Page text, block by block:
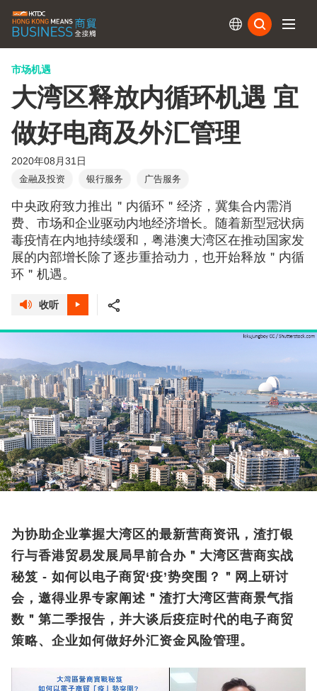
市场机遇
大湾区释放内循环机遇 宜
做好电商及外汇管理
2020年08月31日
金融及投资 银行服务 广告服务
中央政府致力推出＂内循环＂经济，冀集合内需消
费、市场和企业驱动内地经济增长。随着新型冠状病
毒疫情在内地持续缓和，粤港澳大湾区在推动国家发
展的内部增长除了逐步重拾动力，也开始释放＂内循
环＂机遇。
收听
为协助企业掌握大湾区的最新营商资讯，渣打银
行与香港贸易发展局早前合办＂大湾区营商实战
秘笈 - 如何以电子商贸‘疫’势突围？＂网上研讨
会，邀得业界专家阐述＂渣打大湾区营商景气指
数＂第二季报告，并大谈后疫症时代的电子商贸
策略、企业如何做好外汇资金风险管理。